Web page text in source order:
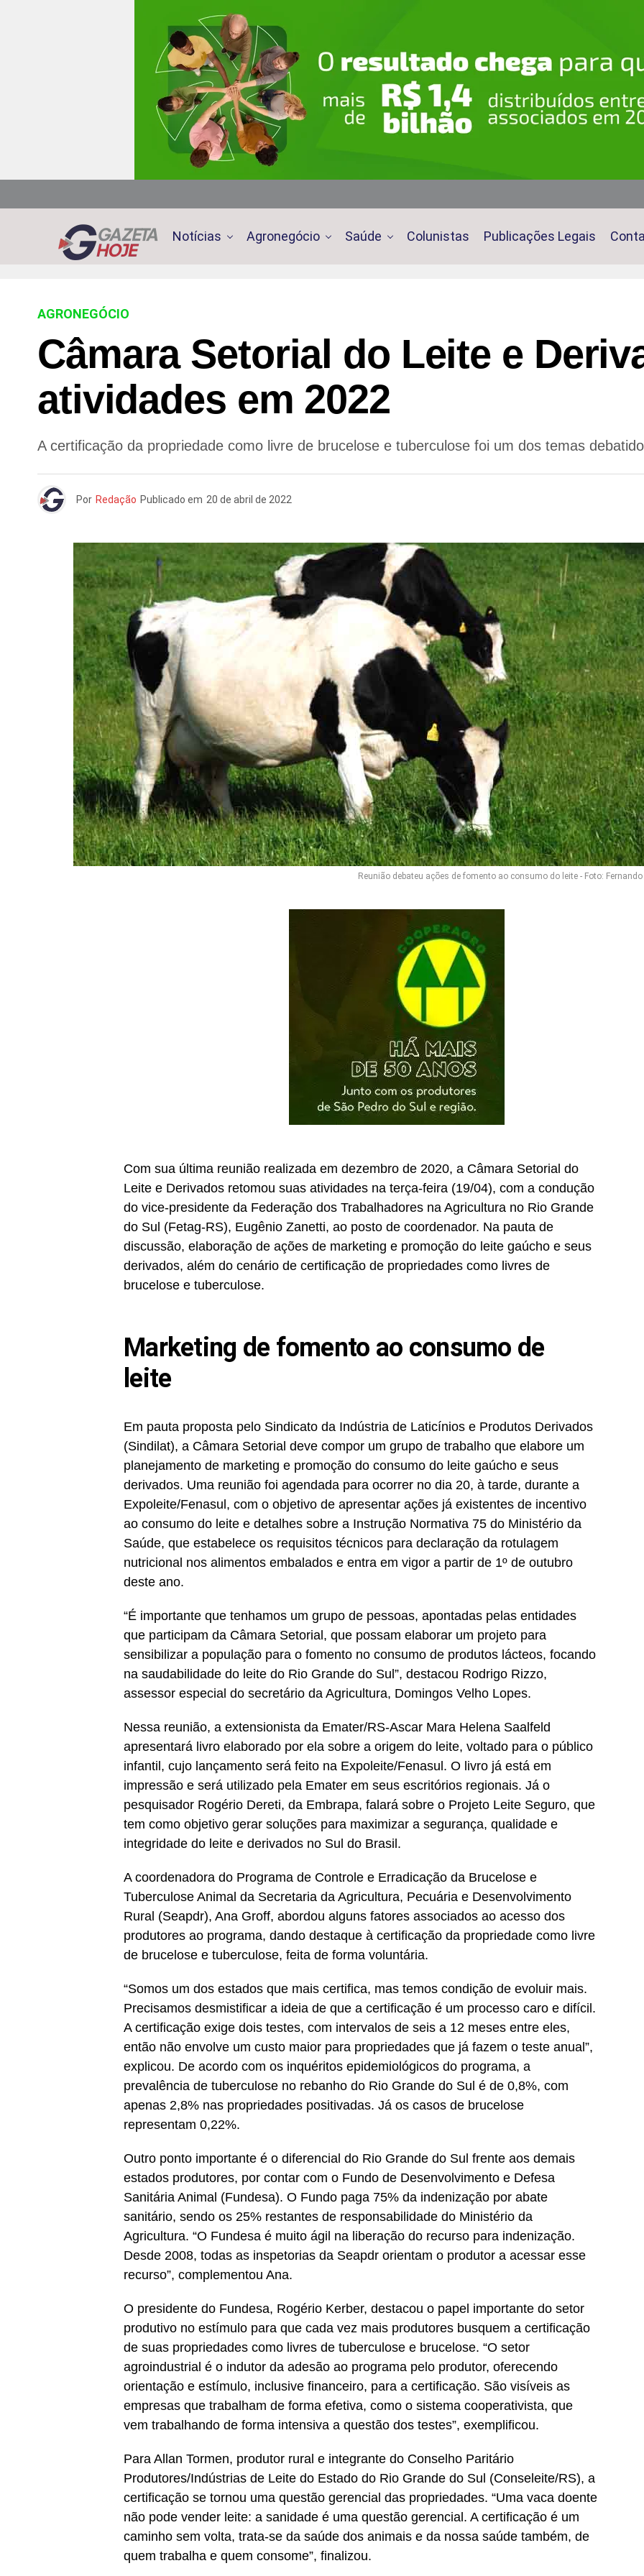
Notícias Agronegócio Saúde Colunistas Publicações Legais
AGRONEGÓCIO
Câmara Setorial do Leite e
atividades em 2022
A certificação da propriedade como livre de brucelose e tuberculose foi um dos temas
Por Redação Publicado em 20 de abril de 2022
Reunião debateu ações de fomento ao consumo do leite - Foto:
Com sua última reunião realizada em dezembro de 2020, a Câmara Setorial do
Leite e Derivados retomou suas atividades na terça-feira (19/04), com a condução
do vice-presidente da Federação dos Trabalhadores na Agricultura no Rio Grande
do Sul (Fetag-RS), Eugênio Zanetti, ao posto de coordenador. Na pauta de
discussão, elaboração de ações de marketing e promoção do leite gaúcho e seus
derivados, além do cenário de certificação de propriedades como livres de
brucelose e tuberculose.
Marketing de fomento ao consumo de
leite
Em pauta proposta pelo Sindicato da Indústria de Laticínios e Produtos Derivados
(Sindilat), a Câmara Setorial deve compor um grupo de trabalho que elabore um
planejamento de marketing e promoção do consumo do leite gaúcho e seus
derivados. Uma reunião foi agendada para ocorrer no dia 20, à tarde, durante a
Expoleite/Fenasul, com o objetivo de apresentar ações já existentes de incentivo
ao consumo do leite e detalhes sobre a Instrução Normativa 75 do Ministério da
Saúde, que estabelece os requisitos técnicos para declaração da rotulagem
nutricional nos alimentos embalados e entra em vigor a partir de 1º de outubro
deste ano.
“É importante que tenhamos um grupo de pessoas, apontadas pelas entidades
que participam da Câmara Setorial, que possam elaborar um projeto para
sensibilizar a população para o fomento no consumo de produtos lácteos, focando
na saudabilidade do leite do Rio Grande do Sul”, destacou Rodrigo Rizzo,
assessor especial do secretário da Agricultura, Domingos Velho Lopes.
Nessa reunião, a extensionista da Emater/RS-Ascar Mara Helena Saalfeld
apresentará livro elaborado por ela sobre a origem do leite, voltado para o público
infantil, cujo lançamento será feito na Expoleite/Fenasul. O livro já está em
impressão e será utilizado pela Emater em seus escritórios regionais. Já o
pesquisador Rogério Dereti, da Embrapa, falará sobre o Projeto Leite Seguro, que
tem como objetivo gerar soluções para maximizar a segurança, qualidade e
integridade do leite e derivados no Sul do Brasil.
A coordenadora do Programa de Controle e Erradicação da Brucelose e
Tuberculose Animal da Secretaria da Agricultura, Pecuária e Desenvolvimento
Rural (Seapdr), Ana Groff, abordou alguns fatores associados ao acesso dos
produtores ao programa, dando destaque à certificação da propriedade como livre
de brucelose e tuberculose, feita de forma voluntária.
“Somos um dos estados que mais certifica, mas temos condição de evoluir mais.
Precisamos desmistificar a ideia de que a certificação é um processo caro e difícil.
A certificação exige dois testes, com intervalos de seis a 12 meses entre eles,
então não envolve um custo maior para propriedades que já fazem o teste anual”,
explicou. De acordo com os inquéritos epidemiológicos do programa, a
prevalência de tuberculose no rebanho do Rio Grande do Sul é de 0,8%, com
apenas 2,8% nas propriedades positivadas. Já os casos de brucelose
representam 0,22%.
Outro ponto importante é o diferencial do Rio Grande do Sul frente aos demais
estados produtores, por contar com o Fundo de Desenvolvimento e Defesa
Sanitária Animal (Fundesa). O Fundo paga 75% da indenização por abate
sanitário, sendo os 25% restantes de responsabilidade do Ministério da
Agricultura. “O Fundesa é muito ágil na liberação do recurso para indenização.
Desde 2008, todas as inspetorias da Seapdr orientam o produtor a acessar esse
recurso”, complementou Ana.
O presidente do Fundesa, Rogério Kerber, destacou o papel importante do setor
produtivo no estímulo para que cada vez mais produtores busquem a certificação
de suas propriedades como livres de tuberculose e brucelose. “O setor
agroindustrial é o indutor da adesão ao programa pelo produtor, oferecendo
orientação e estímulo, inclusive financeiro, para a certificação. São visíveis as
empresas que trabalham de forma efetiva, como o sistema cooperativista, que
vem trabalhando de forma intensiva a questão dos testes”, exemplificou.
Para Allan Tormen, produtor rural e integrante do Conselho Paritário
Produtores/Indústrias de Leite do Estado do Rio Grande do Sul (Conseleite/RS), a
certificação se tornou uma questão gerencial das propriedades. “Uma vaca doente
não pode vender leite: a sanidade é uma questão gerencial. A certificação é um
caminho sem volta, trata-se da saúde dos animais e da nossa saúde também, de
quem trabalha e quem consome”, finalizou.